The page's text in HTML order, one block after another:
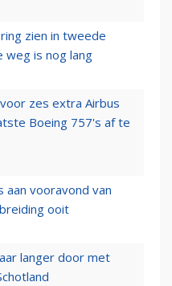
zien in tweede
weg is nog lang
zes extra Airbus
Boeing 757's af te
aan vooravond van
ooit
langer door met